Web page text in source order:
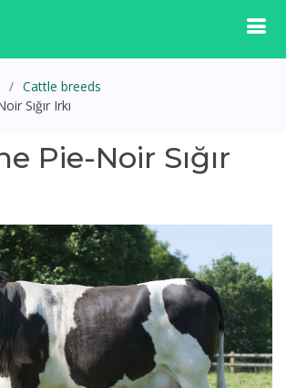
Cattle breeds
Sığır Irkı
Pie-Noir Sığır